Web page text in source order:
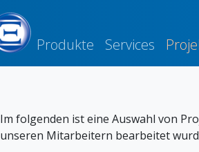
Produkte Services
Im folgenden ist eine Auswahl von
unseren Mitarbeitern bearbeitet